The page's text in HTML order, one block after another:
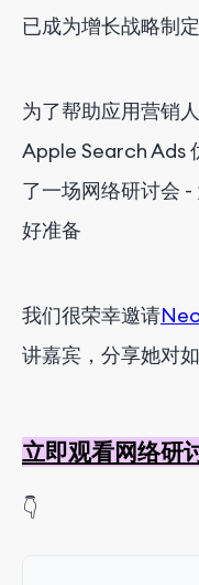
已成为增长战略制
为了帮助应用营销
Apple Search Ads
了一场网络研讨会
好准备
我们很荣幸邀请
讲嘉宾，分享她对
立即观看网络研
👇